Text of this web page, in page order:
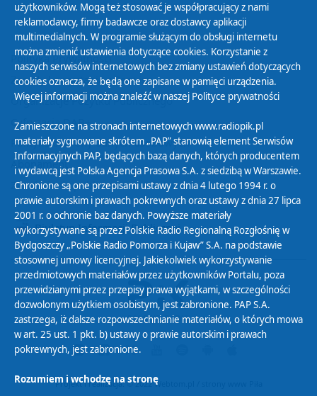
Polityka Prywatności
Zasady korzystania z Serwisu
Organizacje Pożytku Publicznego
Cyfryzacja DAB+
Polityka ochrony danych osobowych
Abonament
Zamówienia publiczne
Biuletyn Informacji Publicznej
Projekt i realizacja: © 2022Webtom.pl
użytkowników. Mogą też stosować je współpracujący z nami
reklamodawcy, firmy badawcze oraz dostawcy aplikacji
multimedialnych. W programie służącym do obsługi internetu
można zmienić ustawienia dotyczące cookies. Korzystanie z
naszych serwisów internetowych bez zmiany ustawień dotyczących
cookies oznacza, że będą one zapisane w pamięci urządzenia.
Więcej informacji można znaleźć w naszej Polityce prywatności
Zamieszczone na stronach internetowych www.radiopik.pl
materiały sygnowane skrótem „PAP” stanowią element Serwisów
Informacyjnych PAP, będących bazą danych, których producentem
i wydawcą jest Polska Agencja Prasowa S.A. z siedzibą w Warszawie.
Chronione są one przepisami ustawy z dnia 4 lutego 1994 r. o
prawie autorskim i prawach pokrewnych oraz ustawy z dnia 27 lipca
2001 r. o ochronie baz danych. Powyższe materiały
wykorzystywane są przez Polskie Radio Regionalną Rozgłośnię w
Bydgoszczy „Polskie Radio Pomorza i Kujaw” S.A. na podstawie
stosownej umowy licencyjnej. Jakiekolwiek wykorzystywanie
przedmiotowych materiałów przez użytkowników Portalu, poza
przewidzianymi przez przepisy prawa wyjątkami, w szczególności
dozwolonym użytkiem osobistym, jest zabronione. PAP S.A.
zastrzega, iż dalsze rozpowszechnianie materiałów, o których mowa
w art. 25 ust. 1 pkt. b) ustawy o prawie autorskim i prawach
pokrewnych, jest zabronione.
Rozumiem i wchodzę na stronę